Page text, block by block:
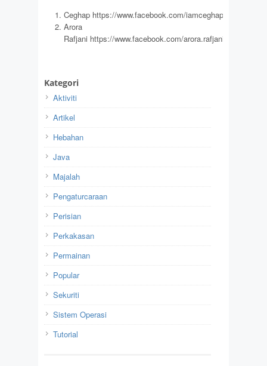
Ceghap https://www.facebook.com/iamceghap
Arora
Rafjani https://www.facebook.com/arora.rafjani
Kategori
Aktiviti
Artikel
Hebahan
Java
Majalah
Pengaturcaraan
Perisian
Perkakasan
Permainan
Popular
Sekuriti
Sistem Operasi
Tutorial